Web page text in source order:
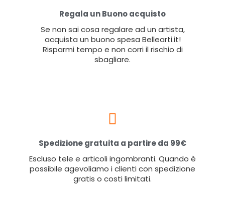
Regala un Buono acquisto
Se non sai cosa regalare ad un artista,
acquista un buono spesa Bellearti.it!
Risparmi tempo e non corri il rischio di
sbagliare.
Spedizione gratuita a partire da 99€
Escluso tele e articoli ingombranti. Quando è
possibile agevoliamo i clienti con spedizione
gratis o costi limitati.